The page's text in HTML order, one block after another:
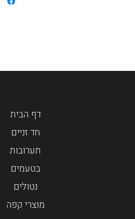
דף הבית
חד זניים
תערובות
בטעמים
נטולים
מוצרי קפה